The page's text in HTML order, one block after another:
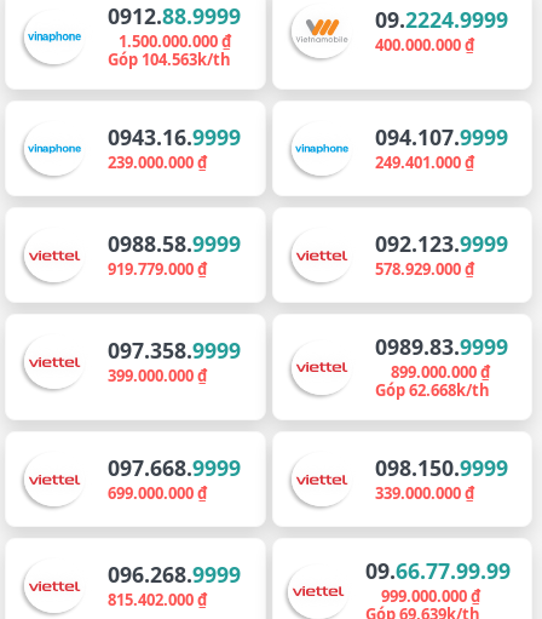
0912.88.9999
1.500.000.000 ₫
Góp 104.563k/th
09.2224.9999
400.000.000 ₫
0943.16.9999
239.000.000 ₫
094.107.9999
249.401.000 ₫
0988.58.9999
919.779.000 ₫
092.123.9999
578.929.000 ₫
097.358.9999
399.000.000 ₫
0989.83.9999
899.000.000 ₫
Góp 62.668k/th
097.668.9999
699.000.000 ₫
098.150.9999
339.000.000 ₫
096.268.9999
815.402.000 ₫
09.66.77.99.99
999.000.000 ₫